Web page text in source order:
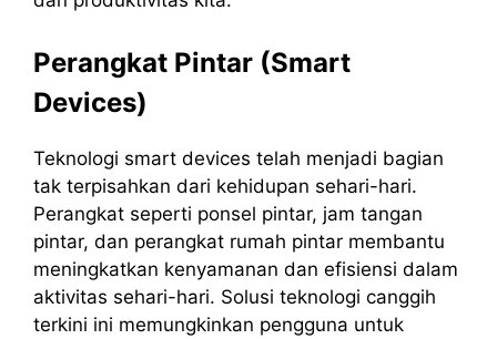
Perangkat Pintar (Smart
Devices)
Teknologi smart devices telah menjadi bagian
tak terpisahkan dari kehidupan sehari-hari.
Perangkat seperti ponsel pintar, jam tangan
pintar, dan perangkat rumah pintar membantu
meningkatkan kenyamanan dan efisiensi dalam
aktivitas sehari-hari. Solusi teknologi canggih
terkini ini memungkinkan pengguna untuk